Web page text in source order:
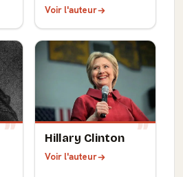
Voir l'auteur
Hillary Clinton
Voir l'auteur